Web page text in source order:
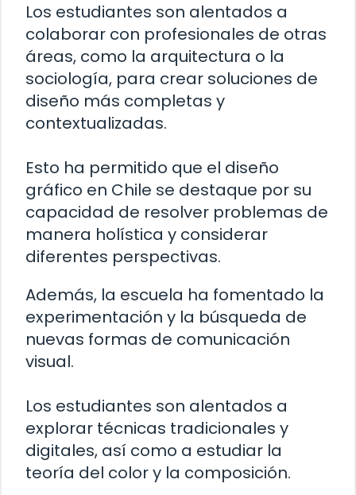
Los estudiantes son alentados a
colaborar con profesionales de otras
áreas, como la arquitectura o la
sociología, para crear soluciones de
diseño más completas y
contextualizadas.
Esto ha permitido que el diseño
gráfico en Chile se destaque por su
capacidad de resolver problemas de
manera holística y considerar
diferentes perspectivas.
Además, la escuela ha fomentado la
experimentación y la búsqueda de
nuevas formas de comunicación
visual.
Los estudiantes son alentados a
explorar técnicas tradicionales y
digitales, así como a estudiar la
teoría del color y la composición.